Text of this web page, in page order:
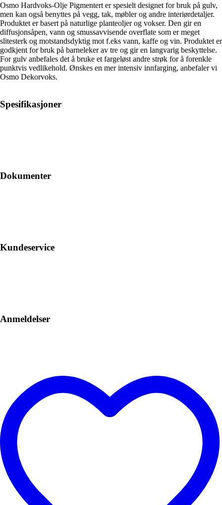
Osmo Hardvoks-Olje Pigmentert er spesielt designet for bruk på gulv,
men kan også benyttes på vegg, tak, møbler og andre interiørdetaljer.
Produktet er basert på naturlige planteoljer og vokser. Den gir en
diffusjonsåpen, vann og smussavvisende overflate som er meget
slitesterk og motstandsdyktig mot f.eks vann, kaffe og vin. Produktet er
godkjent for bruk på barneleker av tre og gir en langvarig beskyttelse.
For gulv anbefales det å bruke et fargeløst andre strøk for å forenkle
punktvis vedlikehold. Ønskes en mer intensiv innfarging, anbefaler vi
Osmo Dekorvoks.
Spesifikasjoner
Dokumenter
Kundeservice
Anmeldelser